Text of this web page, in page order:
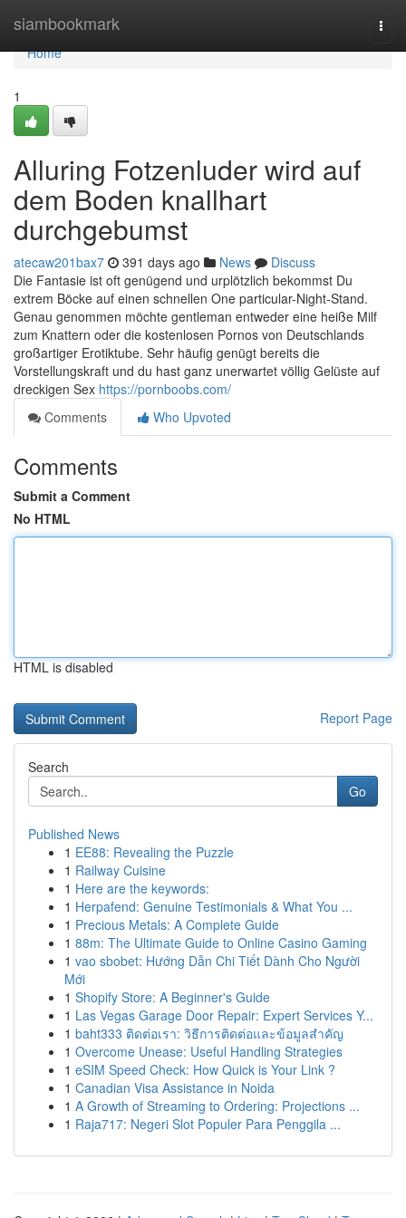
siambookmark
Home
Home
1
Alluring Fotzenluder wird auf
dem Boden knallhart
durchgebumst
atecaw201bax7 391 days ago News
Discuss
Die Fantasie ist oft genügend und urplötzlich bekommst Du
extrem Böcke auf einen schnellen One particular-Night-Stand.
Genau genommen möchte gentleman entweder eine heiße Milf
zum Knattern oder die kostenlosen Pornos von Deutschlands
großartiger Erotiktube. Sehr häufig genügt bereits die
Vorstellungskraft und du hast ganz unerwartet völlig Gelüste auf
dreckigen Sex https://pornboobs.com/
Comments
Who Upvoted
Comments
Submit a Comment
No HTML
HTML is disabled
Report Page
Search
Go
Published News
1 EE88: Revealing the Puzzle
1 Railway Cuisine
1 Here are the keywords:
1 Herpafend: Genuine Testimonials & What You ...
1 Precious Metals: A Complete Guide
1 88m: The Ultimate Guide to Online Casino Gaming
1 vao sbobet: Hướng Dẫn Chi Tiết Dành Cho Người
Mới
1 Shopify Store: A Beginner's Guide
1 Las Vegas Garage Door Repair: Expert Services Y...
1 baht333 ติดต่อเรา: วิธีการติดต่อและข้อมูลสำคัญ
1 Overcome Unease: Useful Handling Strategies
1 eSIM Speed Check: How Quick is Your Link ?
1 Canadian Visa Assistance in Noida
1 A Growth of Streaming to Ordering: Projections ...
1 Raja717: Negeri Slot Populer Para Penggila ...